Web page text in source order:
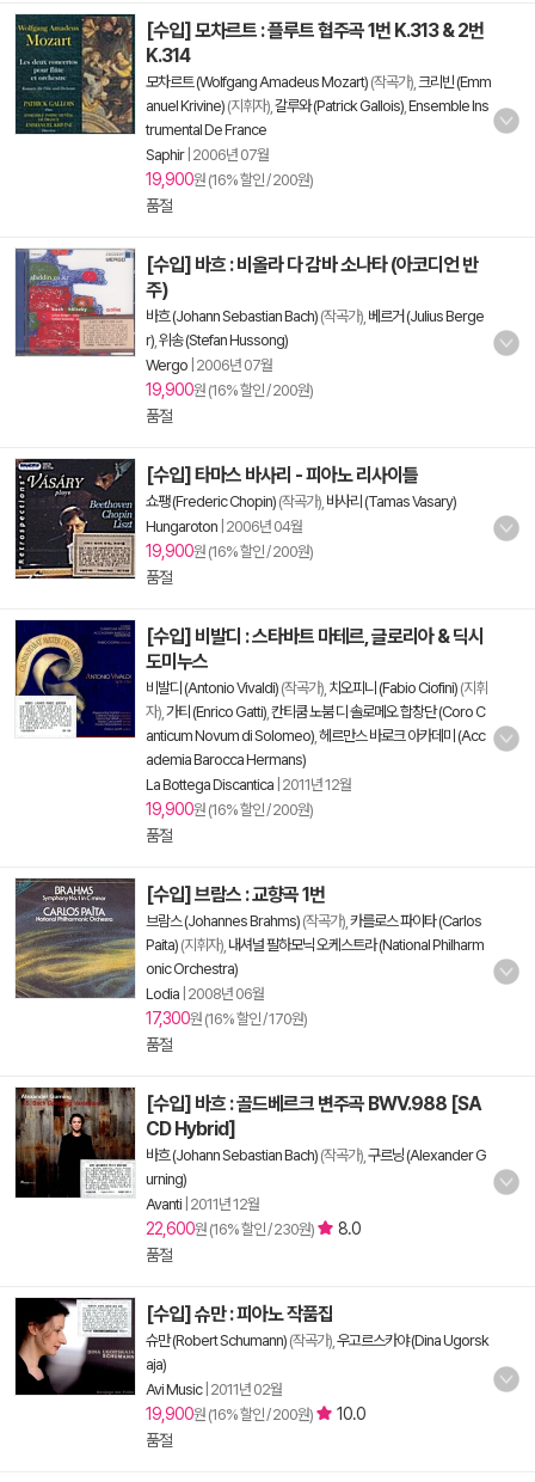
[수입] 모차르트 : 플루트 협주곡 1번 K.313 & 2번
K.314
모차르트 (Wolfgang Amadeus Mozart) (작곡가), 크리빈 (Emm
anuel Krivine) (지휘자), 갈루와 (Patrick Gallois) Ensemble Ins
trumental De France
Saphir| 2006년 07월
19,900원 (16% 할인 / 200원)
품절
[수입] 바흐 : 비올라 다 감바 소나타 (아코디언 반
주)
바흐 (Johann Sebastian Bach) (작곡가), 베르거 (Julius Berge
r) 위송 (Stefan Hussong)
Wergo 2006년 07월
19,900원 (16% 할인 / 200원)
품절
[수입] 타마스 바사리 - 피아노 리사이틀
쇼팽 (Frederic Chopin) (작곡가), 바사리 (Tamas Vasary)
Hungaroton 2006년 04월
19,900원 (16% 할인 / 200원)
품절
[수입] 비발디 : 스타바트 마테르, 글로리아 & 딕시
도미누스
비발디 (Antonio Vivaldi) (작곡가), 치오피니 (Fabio Ciofini) (지휘
자), 가티 (Enrico Gatti) 칸티쿰 노붐 디 솔로메오 합창단 (Coro C
anticum Novum di Solomeo) 헤르만스 바로크 아카데미 (Acc
ademia Barocca Hermans)
La Bottega Discantica 2011년 12월
19,900원 (16% 할인 / 200원)
품절
[수입] 브람스 : 교향곡 1번
브람스 (Johannes Brahms) (작곡가), 카를로스 파이타 (Carlos
Paita) (지휘자), 내셔널 필하모닉 오케스트라 (National Philharm
onic Orchestra)
Lodia 2008년 06월
17,300원 (16% 할인 / 170원)
품절
[수입] 바흐 : 골드베르크 변주곡 BWV.988 [SA
CD Hybrid]
바흐 (Johann Sebastian Bach) (작곡가), 구르닝 (Alexander G
urning)
Avanti 2011년 12월
22,600원 (16% 할인 / 230원)
8.0
품절
[수입] 슈만 : 피아노 작품집
슈만 (Robert Schumann) (작곡가), 우고르스카야 (Dina Ugorsk
aja)
Avi Music| 2011년 02월
19,900원 (16% 할인 / 200원)
10.0
품절